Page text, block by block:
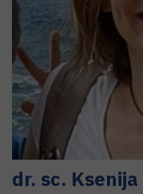
dr. sc. Ksenija